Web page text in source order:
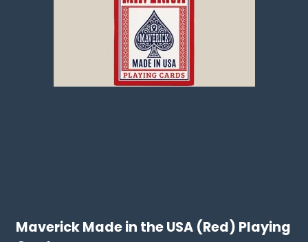
Maverick Made in the USA (Red) Playing